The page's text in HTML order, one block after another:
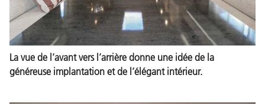
La vue de l’avant vers l’arrière donne une idée de la
généreuse implantation et de l’élégant intérieur.